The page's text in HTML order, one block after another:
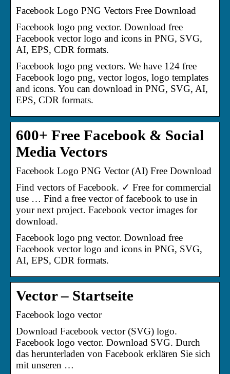
Facebook Logo PNG Vectors Free Download
Facebook logo png vector. Download free
Facebook vector logo and icons in PNG, SVG,
AI, EPS, CDR formats.
Facebook logo png vectors. We have 124 free
Facebook logo png, vector logos, logo templates
and icons. You can download in PNG, SVG, AI,
EPS, CDR formats.
600+ Free Facebook & Social
Media Vectors
Facebook Logo PNG Vector (AI) Free Download
Find vectors of Facebook. ✓ Free for commercial
use … Find a free vector of facebook to use in
your next project. Facebook vector images for
download.
Facebook logo png vector. Download free
Facebook vector logo and icons in PNG, SVG,
AI, EPS, CDR formats.
Vector – Startseite
Facebook logo vector
Download Facebook vector (SVG) logo.
Facebook logo vector. Download SVG. Durch
das herunterladen von Facebook erklären Sie sich
mit unseren …